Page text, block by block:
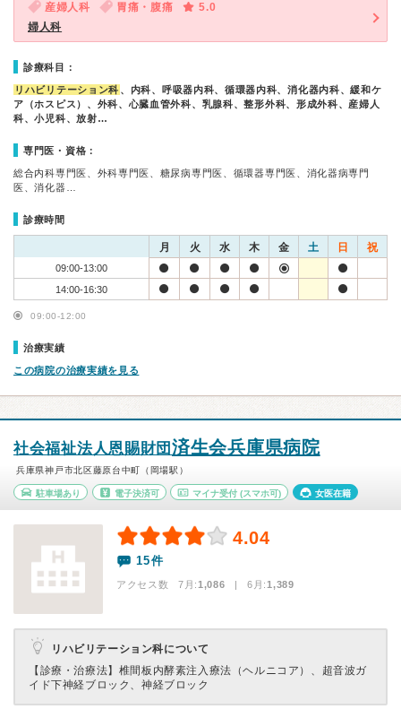
産婦人科 胃痛・腹痛
5.0
婦人科
診療科目：
リハビリテーション科 、内科、呼吸器内科、循環器内科、消化器内科、緩和ケ
ア（ホスピス）、外科、心臓血管外科、乳腺科、整形外科、形成外科、産婦人
科、小児科、放射…
専門医・資格：
総合内科専門医、外科専門医、糖尿病専門医、循環器専門医、消化器病専門
医、消化器…
診療時間
月 火 水 木 金 土 日 祝
09:00-13:00
14:00-16:30
09:00-12:00
治療実績
この病院の治療実績を見る
社会福祉法人恩賜財団 済生会兵庫県病院
兵庫県神戸市北区藤原台中町（岡場駅）
駐車場あり 電子決済可 マイナ受付 (スマホ可) 女医在籍
4.04
15件
アクセス数 7月:1,086 | 6月:1,389
リハビリテーション科について
【診療・治療法】 椎間板内酵素注入療法（ヘルニコア）、超音波ガ
イド下神経ブロック、神経ブロック